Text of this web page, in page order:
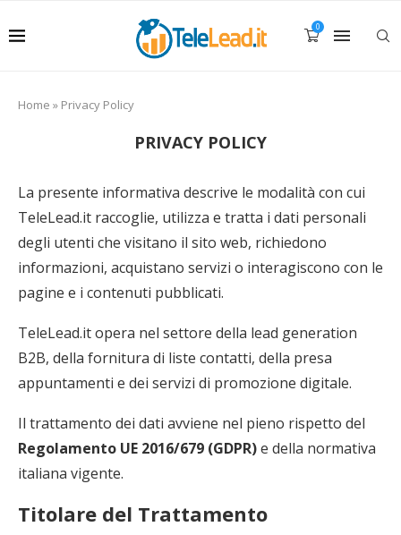
0
Home » Privacy Policy
PRIVACY POLICY
La presente informativa descrive le modalità con cui
TeleLead.it raccoglie, utilizza e tratta i dati personali
degli utenti che visitano il sito web, richiedono
informazioni, acquistano servizi o interagiscono con le
pagine e i contenuti pubblicati.
TeleLead.it opera nel settore della lead generation
B2B, della fornitura di liste contatti, della presa
appuntamenti e dei servizi di promozione digitale.
Il trattamento dei dati avviene nel pieno rispetto del
Regolamento UE 2016/679 (GDPR)e della normativa
italiana vigente.
Titolare del Trattamento